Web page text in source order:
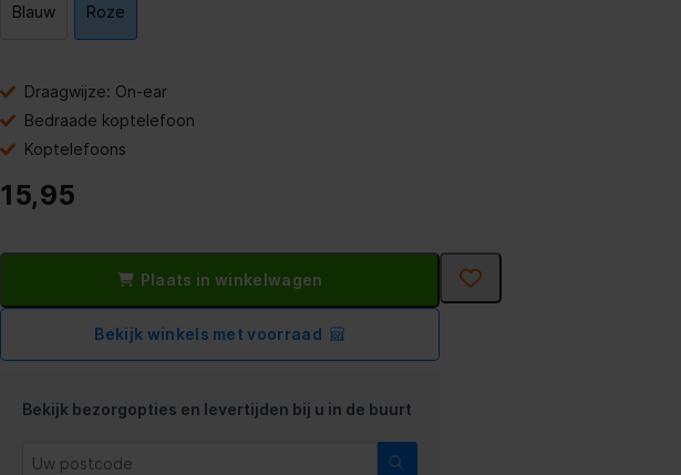
Blauw Roze
Draagwijze: On-ear
Bedraade koptelefoon
Koptelefoons
15,95
Plaats in winkelwagen
Bekijk winkels met voorraad
Bekijk bezorgopties en levertijden bij u in de buurt